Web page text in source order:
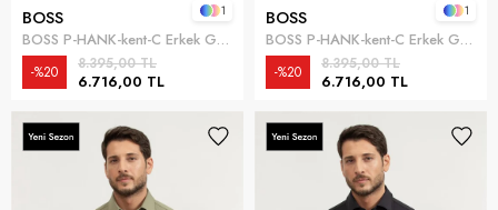
BOSS
BOSS P-HANK-kent-C Erkek Gömlek Beyaz
6.716,00 TL
8.395,00 TL
%20
1 BOSS
BOSS P-HANK-kent-C Erkek Gömlek Kahverengi
6.716,00 TL
8.395,00 TL
%20
1